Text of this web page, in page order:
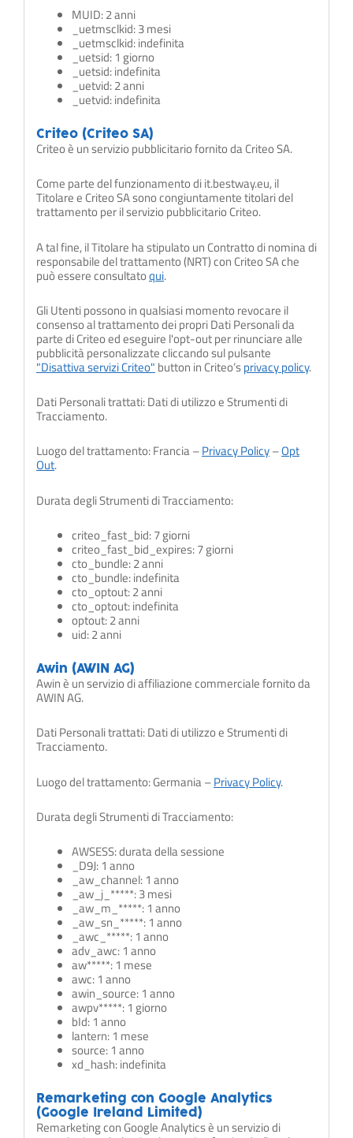
MUID: 2 anni
_uetmsclkid: 3 mesi
_uetmsclkid: indefinita
_uetsid: 1 giorno
_uetsid: indefinita
_uetvid: 2 anni
_uetvid: indefinita
Criteo (Criteo SA)
Criteo è un servizio pubblicitario fornito da Criteo SA.
Come parte del funzionamento di it.bestway.eu, il
Titolare e Criteo SA sono congiuntamente titolari del
trattamento per il servizio pubblicitario Criteo.
A tal fine, il Titolare ha stipulato un Contratto di nomina di
responsabile del trattamento (NRT) con Criteo SA che
può essere consultatoqui.
Gli Utenti possono in qualsiasi momento revocare il
consenso al trattamento dei propri Dati Personali da
parte di Criteo ed eseguire l'opt-out per rinunciare alle
pubblicità personalizzate cliccando sul pulsante
"Disattiva servizi Criteo" button in Criteo’sprivacy policy.
Dati Personali trattati: Dati di utilizzo e Strumenti di
Tracciamento.
Luogo del trattamento: Francia –Privacy Policy–Opt
Out.
Durata degli Strumenti di Tracciamento:
criteo_fast_bid: 7 giorni
criteo_fast_bid_expires: 7 giorni
cto_bundle: 2 anni
cto_bundle: indefinita
cto_optout: 2 anni
cto_optout: indefinita
optout: 2 anni
uid: 2 anni
Awin (AWIN AG)
Awin è un servizio di affiliazione commerciale fornito da
AWIN AG.
Dati Personali trattati: Dati di utilizzo e Strumenti di
Tracciamento.
Luogo del trattamento: Germania –Privacy Policy.
Durata degli Strumenti di Tracciamento:
AWSESS: durata della sessione
_D9J: 1 anno
_aw_channel: 1 anno
_aw_j_*****: 3 mesi
_aw_m_*****: 1 anno
_aw_sn_*****: 1 anno
_awc_*****: 1 anno
adv_awc: 1 anno
aw*****: 1 mese
awc: 1 anno
awin_source: 1 anno
awpv*****: 1 giorno
bId: 1 anno
lantern: 1 mese
source: 1 anno
xd_hash: indefinita
Remarketing con Google Analytics
(Google Ireland Limited)
Remarketing con Google Analytics è un servizio di